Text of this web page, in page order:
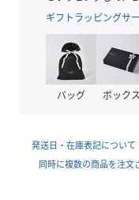
インド生産
（インド製品特有の
キズ、別糸混入等は
ください）
洗濯：洗濯機使用可(
原産国 イ
ギフトラッピングサ
バッグ ボックス
発送日・在庫表記について
同時に複数の商品を注文